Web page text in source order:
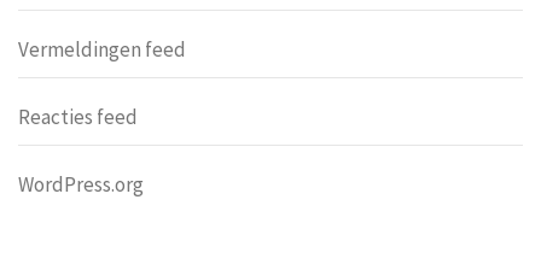
Vermeldingen feed
Reacties feed
WordPress.org